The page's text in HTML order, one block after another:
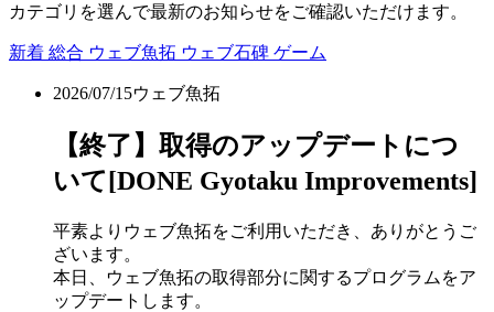
カテゴリを選んで最新のお知らせをご確認いただけます。
新着 総合 ウェブ魚拓 ウェブ石碑 ゲーム
2026/07/15ウェブ魚拓
【終了】取得のアップデートにつ
いて[DONE Gyotaku Improvements]
平素よりウェブ魚拓をご利用いただき、ありがとうご
ざいます。
本日、ウェブ魚拓の取得部分に関するプログラムをア
ップデートします。